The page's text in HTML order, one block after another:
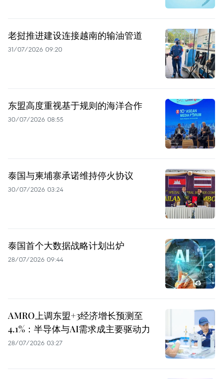
老挝推进建设连接越南的输油管道
31/07/2026 09:20
东盟高度重视基于规则的海洋合作
30/07/2026 08:55
泰国与柬埔寨承诺维持停火协议
30/07/2026 03:24
泰国首个大数据战略计划出炉
28/07/2026 09:44
AMRO上调东盟+3经济增长预测至
4.1%：半导体与AI需求成主要驱动力
28/07/2026 03:27